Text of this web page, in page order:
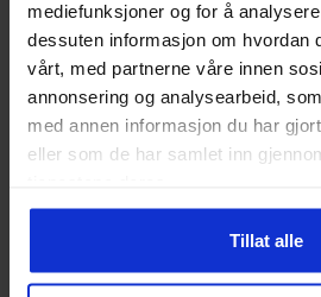
mediefunksjoner og for å
dessuten informasjon om hvordan
vårt, med partnerne våre innen
annonsering og analysearbeid,
med annen informasjon du har
eller som de har samlet inn
Tillat alle
Fotballdraktsett 25/26 Baby
25/26